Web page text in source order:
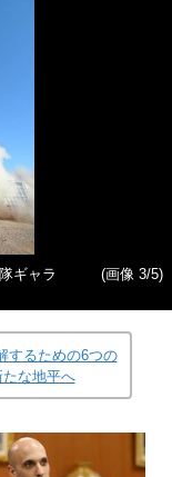
ギャラ
(画像 3/5)
するための6つの
な地平へ